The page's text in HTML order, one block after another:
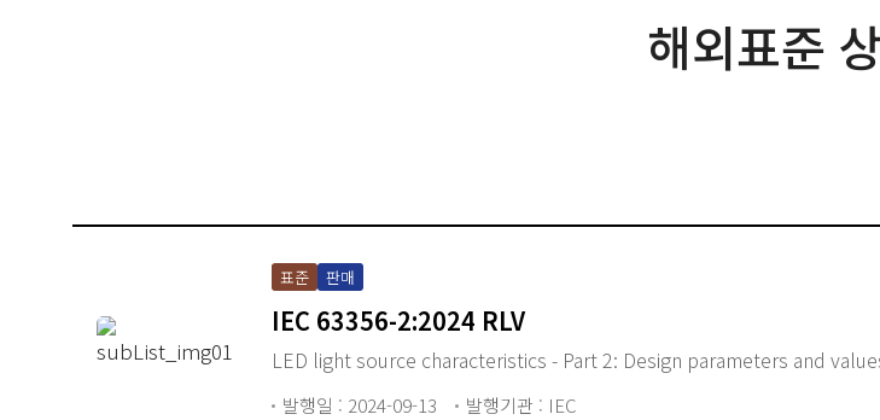
해외표준
표준 판매
IEC 63356-2:2024 RLV
LED light source characteristics - Part 2: Design parameters and
발행일 : 2024-09-13 발행기관 : IEC